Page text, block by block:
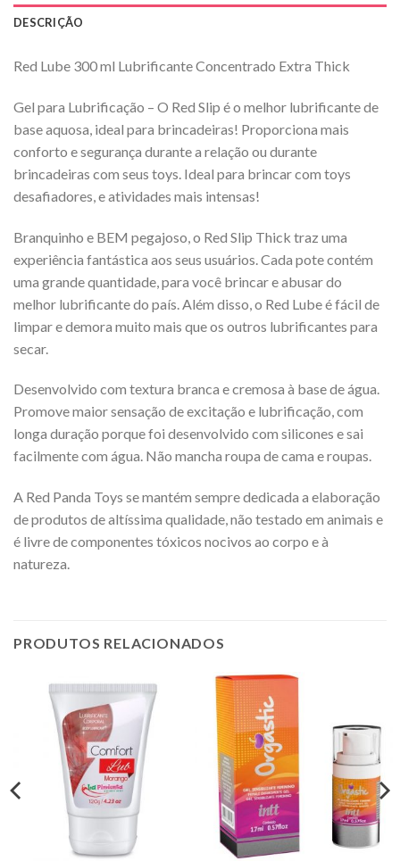
DESCRIÇÃO
Red Lube 300 ml Lubrificante Concentrado Extra Thick
Gel para Lubrificação – O Red Slip é o melhor lubrificante de
base aquosa, ideal para brincadeiras! Proporciona mais
conforto e segurança durante a relação ou durante
brincadeiras com seus toys. Ideal para brincar com toys
desafiadores, e atividades mais intensas!
Branquinho e BEM pegajoso, o Red Slip Thick traz uma
experiência fantástica aos seus usuários. Cada pote contém
uma grande quantidade, para você brincar e abusar do
melhor lubrificante do país. Além disso, o Red Lube é fácil de
limpar e demora muito mais que os outros lubrificantes para
secar.
Desenvolvido com textura branca e cremosa à base de água.
Promove maior sensação de excitação e lubrificação, com
longa duração porque foi desenvolvido com silicones e sai
facilmente com água. Não mancha roupa de cama e roupas.
A Red Panda Toys se mantém sempre dedicada a elaboração
de produtos de altíssima qualidade, não testado em animais e
é livre de componentes tóxicos nocivos ao corpo e à
natureza.
PRODUTOS RELACIONADOS